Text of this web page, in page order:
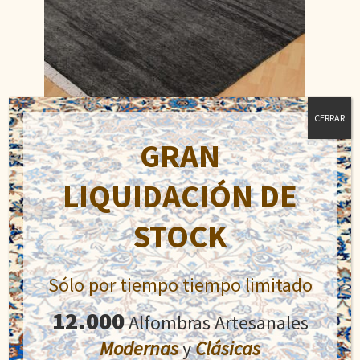
Diseño Tibet
750,20€
El
precio
original
era:
750,20€.
484,00€El
precio
actual
es:
484,00€.
Añadir al carrito
GRAN
LIQUIDACIÓN DE
STOCK
Sólo por tiempo tiempo limitado
12.000Alfombras Artesanales
ModernasyClásicas
CERRAR